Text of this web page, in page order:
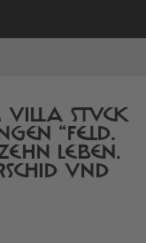
STUCK
"FELD.
LEBEN.
UND